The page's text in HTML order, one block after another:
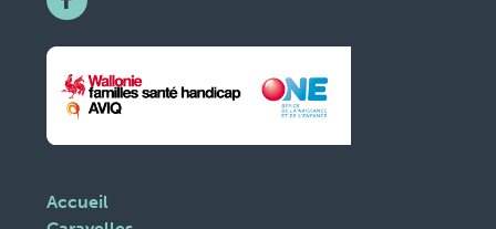
Accueil